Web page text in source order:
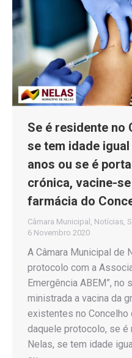
Se é residente no
se tem idade
anos ou se é
crónica, vacine-
farmácia do
Câmara Municipal , Notícias,
6 Novembro 2020
A Câmara Municipal de
protocolo com a
Emergência ABEM”,
ministrada a vacina da
existentes no Concelho
daquele protocolo, se é
Nelas, se tem idade